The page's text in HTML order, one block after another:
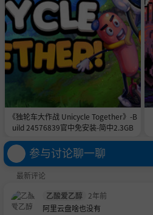
《独轮车大作战 Unicycle Together》-B
uild 24576839官中免安装-简中2.3GB
参与讨论聊一聊
最新评论
乙酸爱乙醇 2年前
阿里云盘啥也没有